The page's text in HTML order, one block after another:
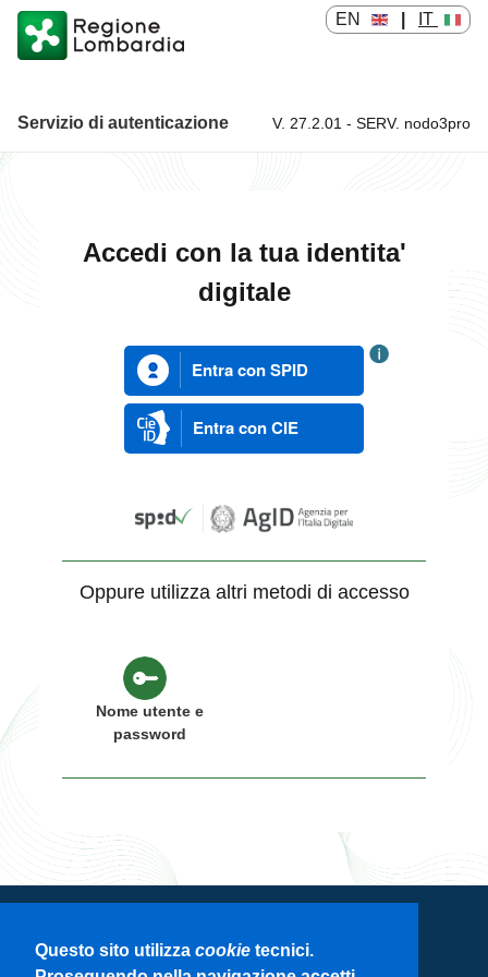
Questo sito utilizza cookie tecnici.
EN IT
Servizio di autenticazione Servizio di autenticazione
V. 27.2.01 - SERV. nodo3pro
Accedi con la tua identita'
digitale
Entra con SPID
Entra con CIE
Oppure utilizza altri metodi di accesso
Nome utente e
password
Servizio di autenticazione di Regione
Lombardia